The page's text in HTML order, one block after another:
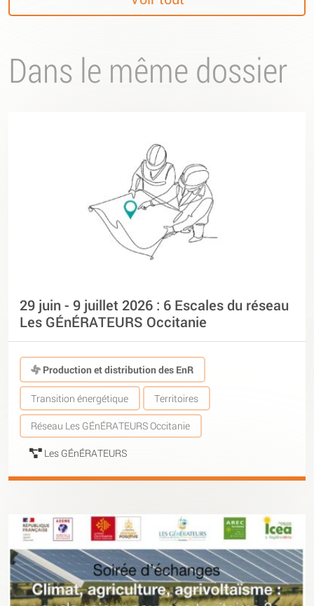
Dans le même dossier
29 juin - 9 juillet 2026 : 6 Escales du réseau
Les GÉnÉRATEURS Occitanie
Production et distribution des EnR
Transition énergétique Territoires
Réseau Les GÉnÉRATEURS Occitanie
Les GÉnÉRATEURS